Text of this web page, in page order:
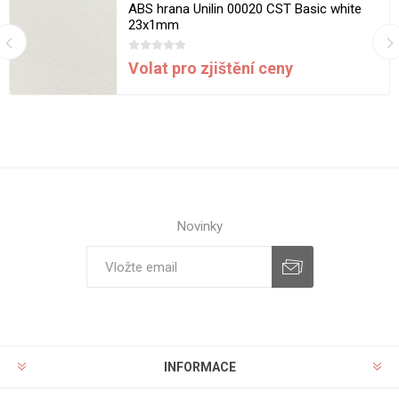
ABS hrana Unilin 00020 CST Basic white
23x1mm
Volat pro zjištění ceny
Novinky
INFORMACE